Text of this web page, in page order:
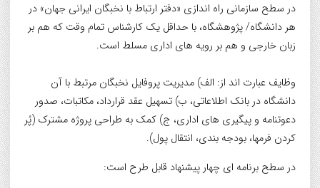
در سطح سازمانی راه اندازی «دفتر ارتباط با نخبگان ایرانی جهان» در
هر دانشگاه/ پژوهشگاه، با حداقل یک کارشناس تمام وقت که هم بر
زبان خارجی و هم بر رویه های اداری مسلط است.
وظایف عبارت اند از: الف) مدیریت پروفایل نخبگان مرتبط با آن
دانشگاه در بانک اطلاعاتی، ب) تسهیل عقد قرارداد، مکاتبات، صدور
دعوتنامه و پیگیری های اداری، ج) کمک به طراحی پروژه مشترک (پُر
کردن فرمها، بودجه بندی، انتقال پول).
در سطح برنامه ای چهار پیشنهاد قابل طرح است: